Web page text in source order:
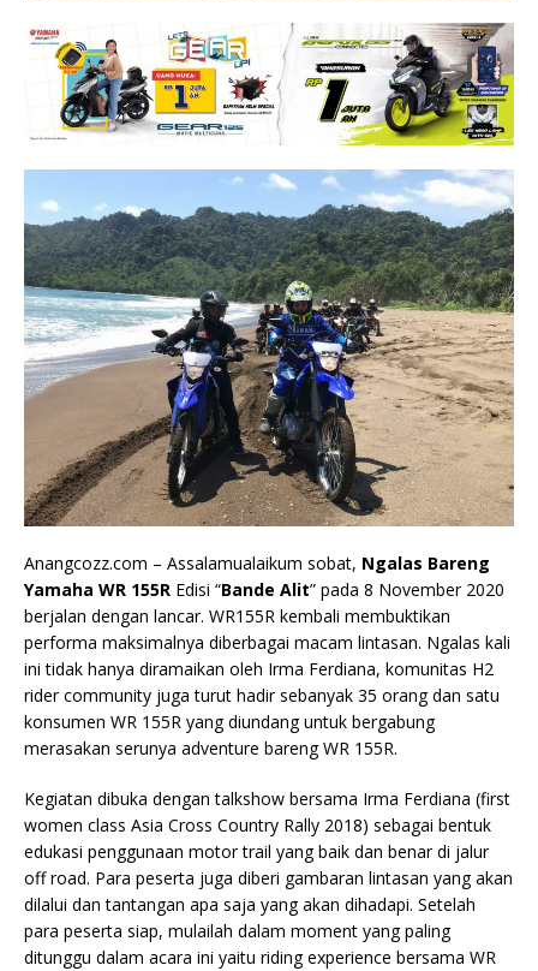
Anangcozz.com – Assalamualaikum sobat, Ngalas Bareng
Yamaha WR 155R Edisi “Bande Alit” pada 8 November 2020
berjalan dengan lancar. WR155R kembali membuktikan
performa maksimalnya diberbagai macam lintasan. Ngalas kali
ini tidak hanya diramaikan oleh Irma Ferdiana, komunitas H2
rider community juga turut hadir sebanyak 35 orang dan satu
konsumen WR 155R yang diundang untuk bergabung
merasakan serunya adventure bareng WR 155R.
Kegiatan dibuka dengan talkshow bersama Irma Ferdiana (first
women class Asia Cross Country Rally 2018) sebagai bentuk
edukasi penggunaan motor trail yang baik dan benar di jalur
off road. Para peserta juga diberi gambaran lintasan yang akan
dilalui dan tantangan apa saja yang akan dihadapi. Setelah
para peserta siap, mulailah dalam moment yang paling
ditunggu dalam acara ini yaitu riding experience bersama WR